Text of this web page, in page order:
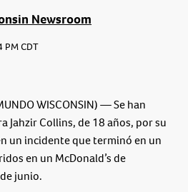
Newsroom
PM CDT
WISCONSIN)— Se han
Jahzir Collins, de 18 años, por su
un incidente que terminó en un
en un McDonald’s de
junio.